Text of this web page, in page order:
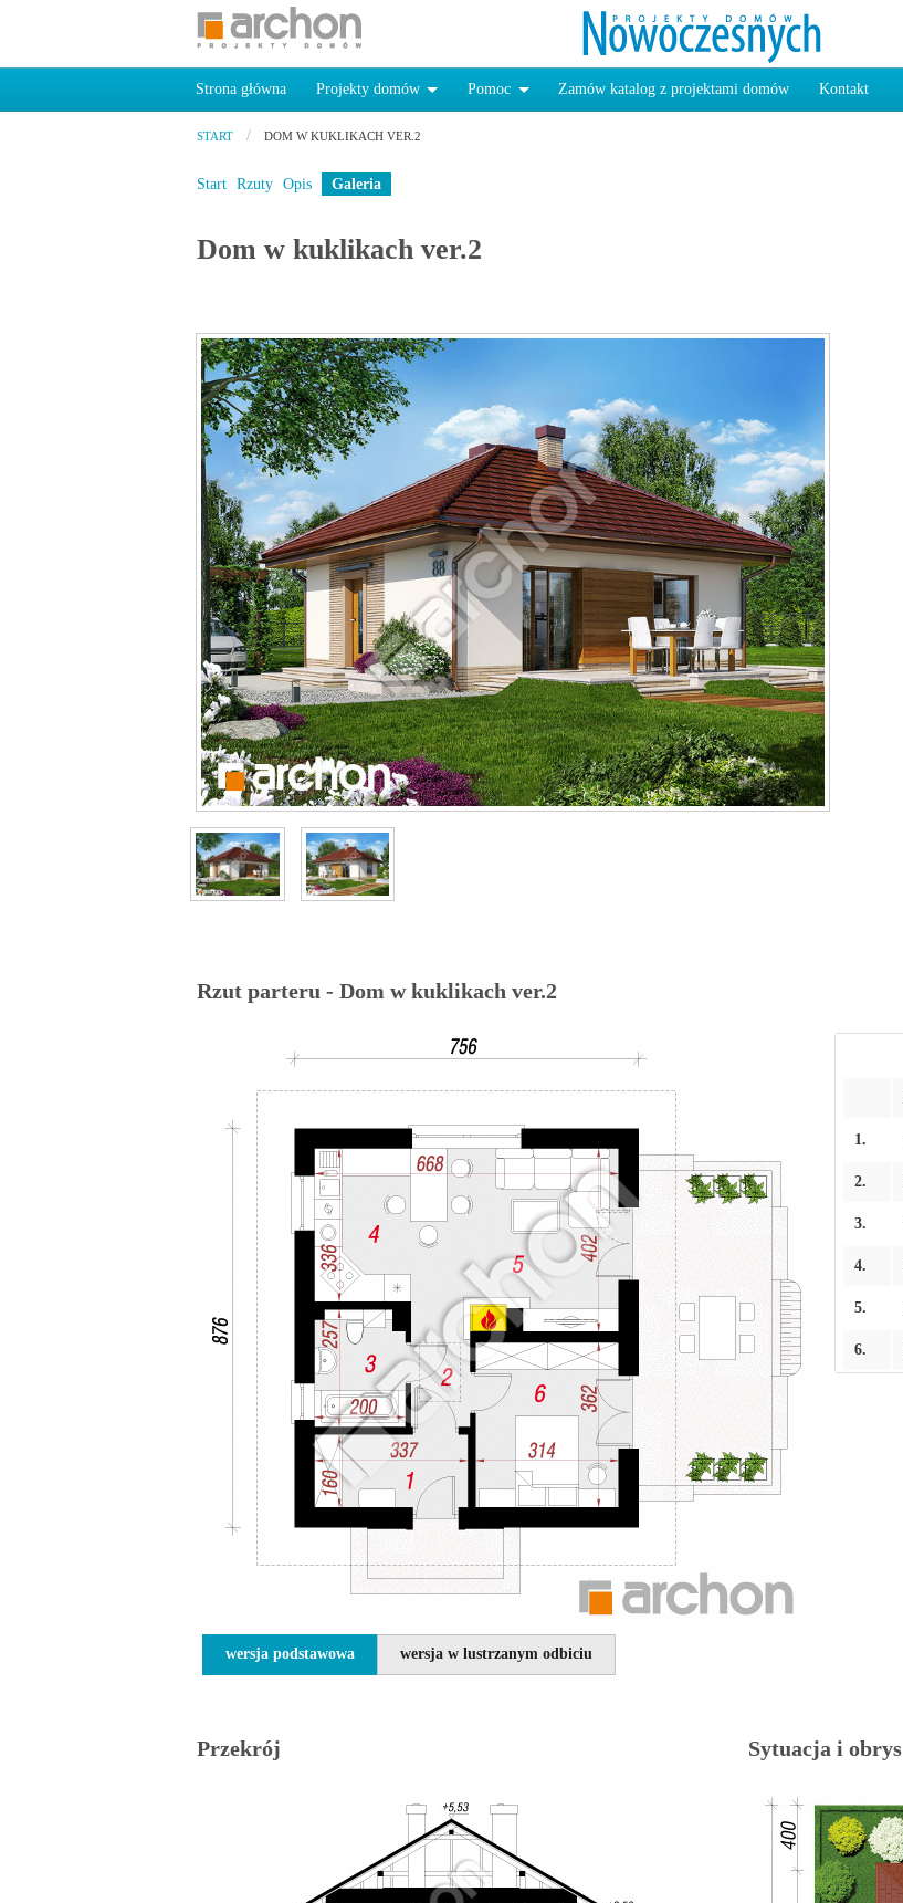
Strona główna Projekty domów Pomoc Zamów katalog z projektami domów Kontakt
START DOM W KUKLIKACH VER.2
Start Rzuty Opis Galeria
Dom w kuklikach ver.2
Rzut parteru - Dom w kuklikach ver.2
wersja podstawowa wersja w lustrzanym odbiciu
1.
2.
3.
4.
5.
6.
Przekrój Sytuacja i obrys